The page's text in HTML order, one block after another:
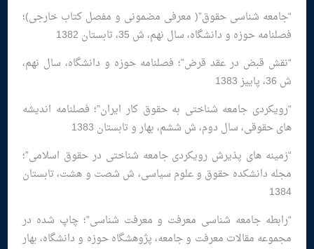
“جامعه شناسی حقوق”( معرفی مضمونی و مفصل کتاب خارجی)؛
فصلنامه حوزه و دانشگاه، سال نهم، ش 35، تابستان 1382
“نقش قبض در عقد قرض”؛ فصلنامه حوزه و دانشگاه، سال نهم،
ش 36، پاییز 1383
“رویکردی جامعه شناختی به حقوق کار ایران”؛ فصلنامه اندیشه
های حقوقی، سال دوم، ش ششم، بهار و تابستان 1383
“زمینه های پذیرش رویکردی جامعه شناختی در حقوق اسلامی”؛
مجله دانشکده حقوق و علوم سیاسی، ش شصت و هشت، تابستان
1384
“رابطه جامعه شناسی معرفت و معرفت شناسی”؛ چاپ شده در
مجموعه مقالات معرفت و جامعه، پژوهشگاه حوزه و دانشگاه، بهار